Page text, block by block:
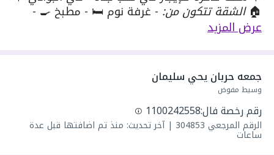
🏠الشقة تتكون من: - غرفة نوم 🛏️ - مطبخ 🍳 -
دورة مياه 🚽 📍
المميزات:- شقة فاخرة ومجهزة 🔥 - الإيجار شامل
المولات والأسواق 🛍️ - جيران محترمين 👨‍👩‍👧‍👦 -
نظافة وصيانة دورية 🧹 - - خدمة تنظيف دورية 🧹 -
صيانة فورية 🔧 - قريب من المدارس والمستشفيات
🏥 - بيئة هادئة وآمنة 🌳 💰 المطلوب: 2,500 ريال
رقم ترخيص الإعلان:
عرض المزيد
جمعه حربان يحي سليمان
وسيط مفوض
رقم رخصة فال:1100242558
الرقم المرجعي 304853
|آخر تحديث: منذ تم اضافتها قبل عدة
ساعات